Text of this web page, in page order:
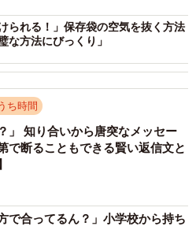
おけば、たこ焼きパーティー
！是非試してみては如何でし
ンスタグラム／たこ焼きをま
reel/DJEP8wtTZZy/
られる！」保存袋の空気を抜く方法
方法にびっくり」
ち時間
」 知り合いから唐突なメッセー
断ることもできる賢い返信文と
で合ってるん？」小学校から持ち